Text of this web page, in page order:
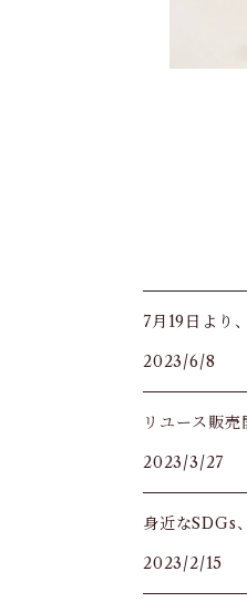
7月19日より
2023/6/8
リユース販
2023/3/27
身近なSDGs
2023/2/15